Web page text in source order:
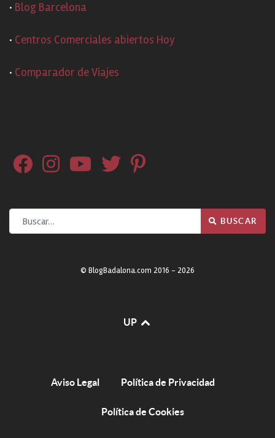
· Blog Barcelona
· Centros Comerciales abiertos Hoy
· Comparador de Viajes
Buscar BUSCAR
© BlogBadalona.com 2016 - 2026
UP
Aviso Legal Política de Privacidad
Política de Cookies